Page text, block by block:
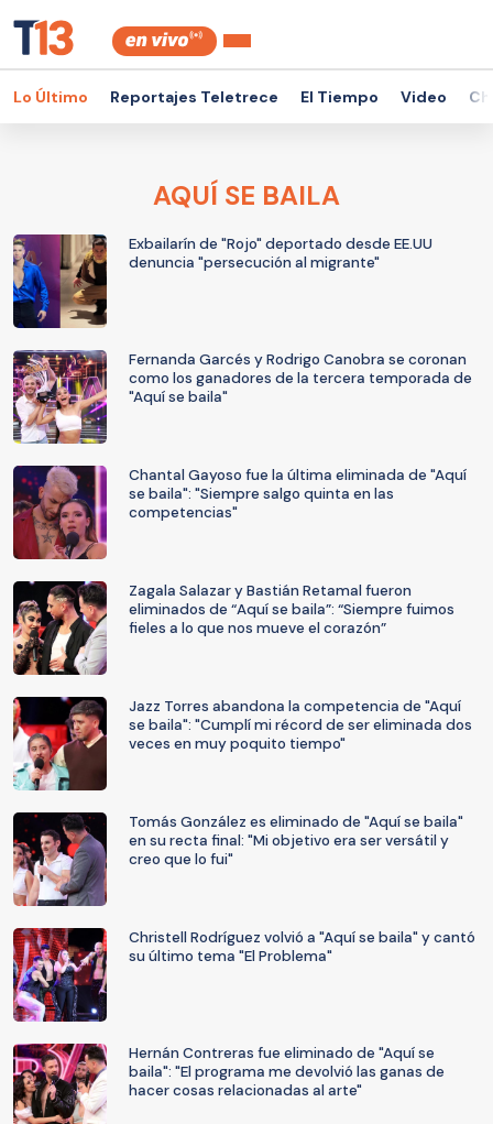
Lo Último Reportajes Teletrece El Tiempo Video
AQUÍ SE BAILA
Exbailarín de "Rojo" deportado desde EE.UU
denuncia "persecución al migrante"
Fernanda Garcés y Rodrigo Canobra se coronan
como los ganadores de la tercera temporada de
"Aquí se baila"
Chantal Gayoso fue la última eliminada de "Aquí
se baila": "Siempre salgo quinta en las
competencias"
Zagala Salazar y Bastián Retamal fueron
eliminados de “Aquí se baila”: “Siempre fuimos
fieles a lo que nos mueve el corazón”
Jazz Torres abandona la competencia de "Aquí
se baila": "Cumplí mi récord de ser eliminada dos
veces en muy poquito tiempo"
Tomás González es eliminado de "Aquí se baila"
en su recta final: "Mi objetivo era ser versátil y
creo que lo fui"
Christell Rodríguez volvió a "Aquí se baila" y cantó
su último tema "El Problema"
Hernán Contreras fue eliminado de "Aquí se
baila": "El programa me devolvió las ganas de
hacer cosas relacionadas al arte"